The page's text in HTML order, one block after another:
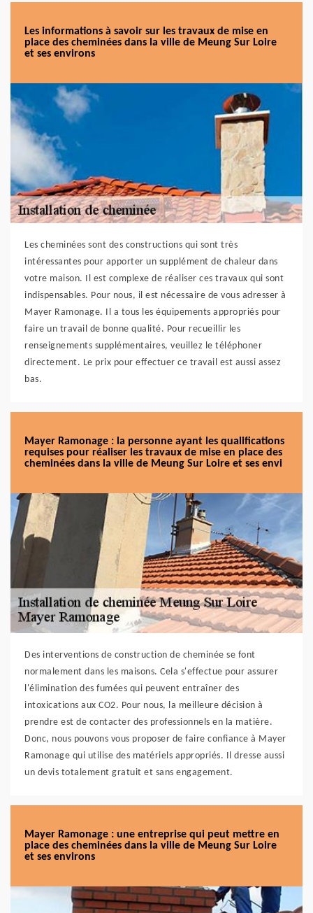
Les informations à savoir sur les travaux de mise en
place des cheminées dans la ville de Meung Sur Loire
et ses environs
Les cheminées sont des constructions qui sont très
intéressantes pour apporter un supplément de chaleur dans
votre maison. Il est complexe de réaliser ces travaux qui sont
indispensables. Pour nous, il est nécessaire de vous adresser à
Mayer Ramonage. Il a tous les équipements appropriés pour
faire un travail de bonne qualité. Pour recueillir les
renseignements supplémentaires, veuillez le téléphoner
directement. Le prix pour effectuer ce travail est aussi assez
bas.
Mayer Ramonage : la personne ayant les qualifications
requises pour réaliser les travaux de mise en place des
cheminées dans la ville de Meung Sur Loire et ses envi
Des interventions de construction de cheminée se font
normalement dans les maisons. Cela s'effectue pour assurer
l'élimination des fumées qui peuvent entraîner des
intoxications aux CO2. Pour nous, la meilleure décision à
prendre est de contacter des professionnels en la matière.
Donc, nous pouvons vous proposer de faire confiance à Mayer
Ramonage qui utilise des matériels appropriés. Il dresse aussi
un devis totalement gratuit et sans engagement.
Mayer Ramonage : une entreprise qui peut mettre en
place des cheminées dans la ville de Meung Sur Loire
et ses environs